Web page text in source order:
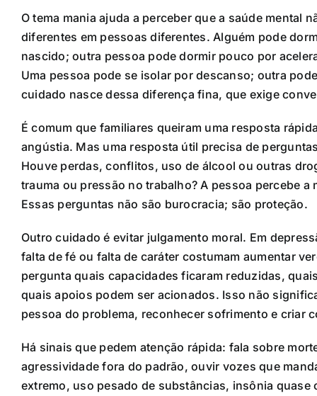
O tema mania ajuda a perceber que a saúde mental
diferentes em pessoas diferentes. Alguém pode
nascido; outra pessoa pode dormir pouco por
Uma pessoa pode se isolar por descanso; outra
cuidado nasce dessa diferença fina, que exige
É comum que familiares queiram uma resposta
angústia. Mas uma resposta útil precisa de
Houve perdas, conflitos, uso de álcool ou outras
trauma ou pressão no trabalho? A pessoa percebe
Essas perguntas não são burocracia; são proteção.
Outro cuidado é evitar julgamento moral. Em
falta de fé ou falta de caráter costumam aumentar
pergunta quais capacidades ficaram reduzidas,
quais apoios podem ser acionados. Isso não
pessoa do problema, reconhecer sofrimento e criar
Há sinais que pedem atenção rápida: fala sobre
agressividade fora do padrão, ouvir vozes que
extremo, uso pesado de substâncias, insônia